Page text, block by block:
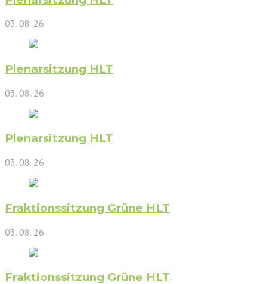
03. 08. 26
Plenarsitzung HLT
03. 08. 26
Plenarsitzung HLT
03. 08. 26
Fraktionssitzung Grüne HLT
03. 08. 26
Fraktionssitzung Grüne HLT